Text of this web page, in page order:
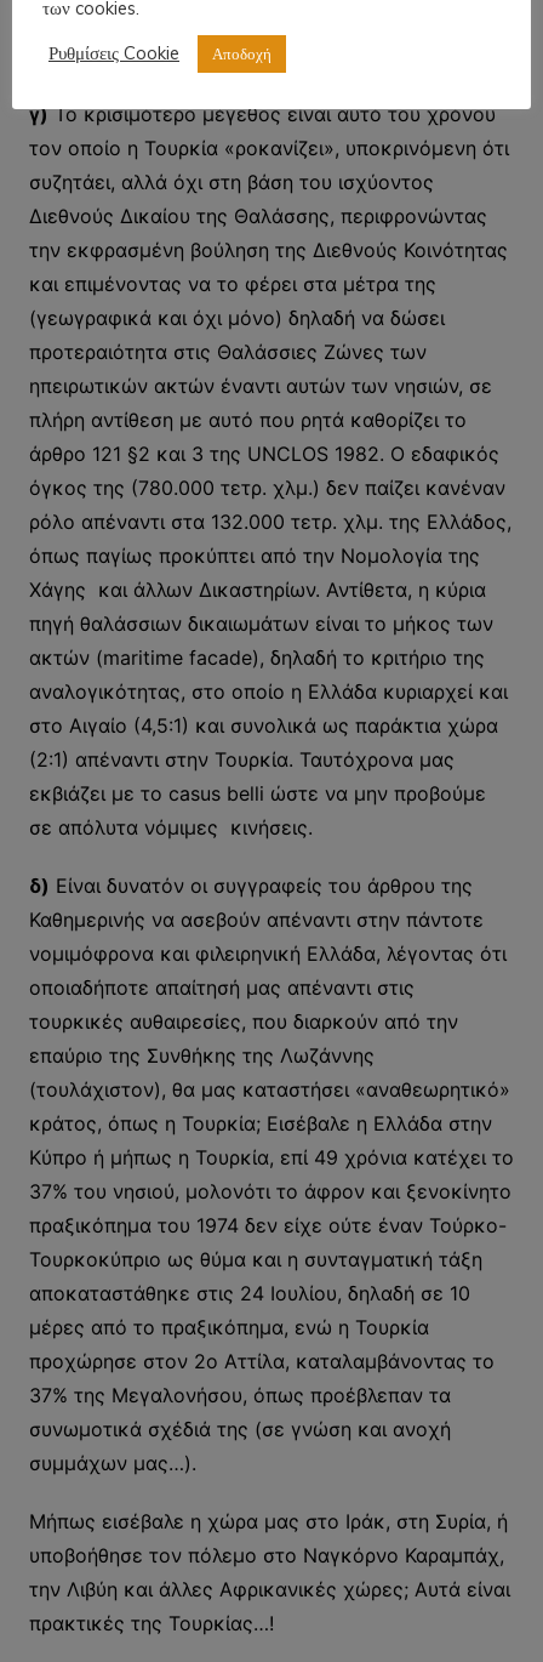
μπορεί να υπάρξει διάλογος για οτιδήποτε και άρα
ούτε προσφυγή στη Χάγη.
γ)Το κρισιμότερο μέγεθος είναι αυτό του χρόνου
τον οποίο η Τουρκία «ροκανίζει», υποκρινόμενη ότι
συζητάει, αλλά όχι στη βάση του ισχύοντος
Διεθνούς Δικαίου της Θαλάσσης, περιφρονώντας
την εκφρασμένη βούληση της Διεθνούς Κοινότητας
και επιμένοντας να το φέρει στα μέτρα της
(γεωγραφικά και όχι μόνο) δηλαδή να δώσει
προτεραιότητα στις Θαλάσσιες Ζώνες των
ηπειρωτικών ακτών έναντι αυτών των νησιών, σε
πλήρη αντίθεση με αυτό που ρητά καθορίζει το
άρθρο 121 §2 και 3 της UNCLOS 1982. Ο εδαφικός
όγκος της (780.000 τετρ. χλμ.) δεν παίζει κανέναν
ρόλο απέναντι στα 132.000 τετρ. χλμ. της Ελλάδος,
όπως παγίως προκύπτει από την Νομολογία της
Χάγης και άλλων Δικαστηρίων. Αντίθετα, η κύρια
πηγή θαλάσσιων δικαιωμάτων είναι το μήκος των
ακτών (maritime facade), δηλαδή το κριτήριο της
αναλογικότητας, στο οποίο η Ελλάδα κυριαρχεί και
στο Αιγαίο (4,5:1) και συνολικά ως παράκτια χώρα
(2:1) απέναντι στην Τουρκία. Ταυτόχρονα μας
εκβιάζει με το casus belli ώστε να μην προβούμε
σε απόλυτα νόμιμες κινήσεις.
δ) Είναι δυνατόν οι συγγραφείς του άρθρου της
Καθημερινής να ασεβούν απέναντι στην πάντοτε
νομιμόφρονα και φιλειρηνική Ελλάδα, λέγοντας ότι
οποιαδήποτε απαίτησή μας απέναντι στις
τουρκικές αυθαιρεσίες, που διαρκούν από την
επαύριο της Συνθήκης της Λωζάννης
(τουλάχιστον), θα μας καταστήσει «αναθεωρητικό»
κράτος, όπως η Τουρκία; Εισέβαλε η Ελλάδα στην
Κύπρο ή μήπως η Τουρκία, επί 49 χρόνια κατέχει το
37% του νησιού, μολονότι το άφρον και ξενοκίνητο
πραξικόπημα του 1974 δεν είχε ούτε έναν Τούρκο-
Τουρκοκύπριο ως θύμα και η συνταγματική τάξη
αποκαταστάθηκε στις 24 Ιουλίου, δηλαδή σε 10
μέρες από το πραξικόπημα, ενώ η Τουρκία
προχώρησε στον 2ο Αττίλα, καταλαμβάνοντας το
37% της Μεγαλονήσου, όπως προέβλεπαν τα
συνωμοτικά σχέδιά της (σε γνώση και ανοχή
συμμάχων μας…).
Μήπως εισέβαλε η χώρα μας στο Ιράκ, στη Συρία, ή
υποβοήθησε τον πόλεμο στο Ναγκόρνο Καραμπάχ,
την Λιβύη και άλλες Αφρικανικές χώρες; Αυτά είναι
πρακτικές της Τουρκίας…!
των cookies.
Ρυθμίσεις Cookie
Αποδοχή